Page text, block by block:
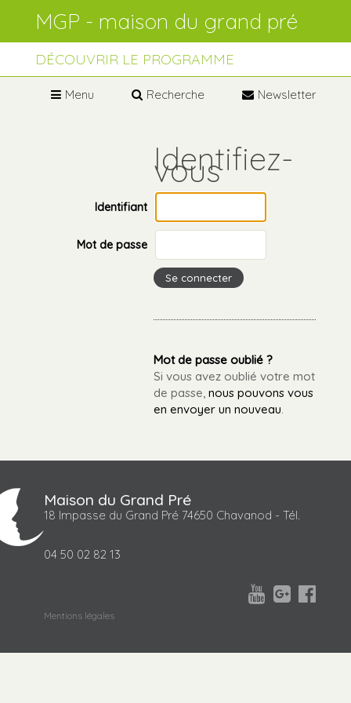
Aller
navigation
personnels
DÉCOUVRIR LE PROGRAMME
Menu Recherche Newsletter
Identifiant
Mot de passe
Mot de passe oublié ?
Si vous avez oublié votre mot
de passe,nous pouvons vous
en envoyer un nouveau.
Maison du Grand Pré
18 Impasse du Grand Pré 74650 Chavanod - Tél.
04 50 02 82 13



Mentions légales